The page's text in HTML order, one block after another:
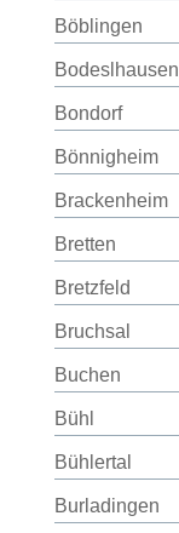
Böblingen
Bodeslhausen
Bondorf
Bönnigheim
Brackenheim
Bretten
Bretzfeld
Bruchsal
Buchen
Bühl
Bühlertal
Burladingen